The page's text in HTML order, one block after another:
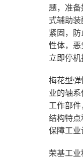
题，准备
式辅助装
紧固，
性体，恶
立即停机
梅花型弹
业的轴
工作部
结构特点
保障工业
荣基工业